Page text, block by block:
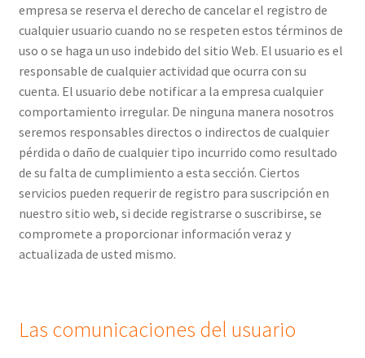
empresa se reserva el derecho de cancelar el registro de
cualquier usuario cuando no se respeten estos términos de
uso o se haga un uso indebido del sitio Web. El usuario es el
responsable de cualquier actividad que ocurra con su
cuenta. El usuario debe notificar a la empresa cualquier
comportamiento irregular. De ninguna manera nosotros
seremos responsables directos o indirectos de cualquier
pérdida o daño de cualquier tipo incurrido como resultado
de su falta de cumplimiento a esta sección. Ciertos
servicios pueden requerir de registro para suscripción en
nuestro sitio web, si decide registrarse o suscribirse, se
compromete a proporcionar información veraz y
actualizada de usted mismo.
Las comunicaciones del usuario